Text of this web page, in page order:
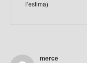
l’estima)
merce